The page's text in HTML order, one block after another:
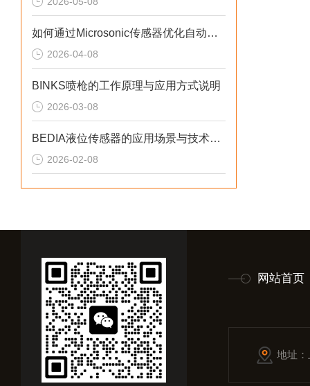
如何通过Microsonic传感器优化自动化流程？
2026-04-08
BINKS喷枪的工作原理与应用方式说明
2026-03-08
BEDIA液位传感器的应用场景与技术优势概述
2026-02-08
网站首页
地址